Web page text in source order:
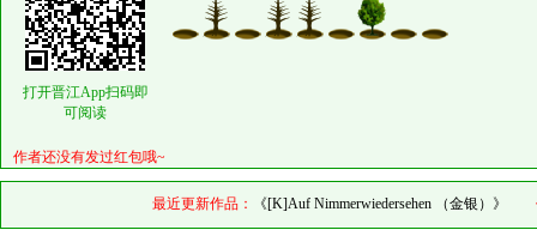
打开晋江App扫码即
可阅读
作者还没有发过红包哦~
最近更新作品： 《[K]Auf Nimmerwiedersehen （金银）》 作